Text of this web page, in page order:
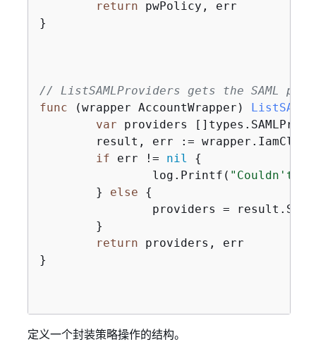
return pwPolicy, err
}
// ListSAMLProviders gets the SAML
func
(wrapper AccountWrapper)
var providers
result, err :=
if err != nil
{
		log.Printf(
"Couldn't
	}
else
{
return providers, err
}
定义一个封装策略操作的结构。